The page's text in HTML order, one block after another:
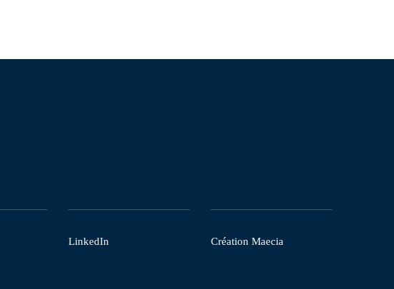
LinkedIn Création Maecia